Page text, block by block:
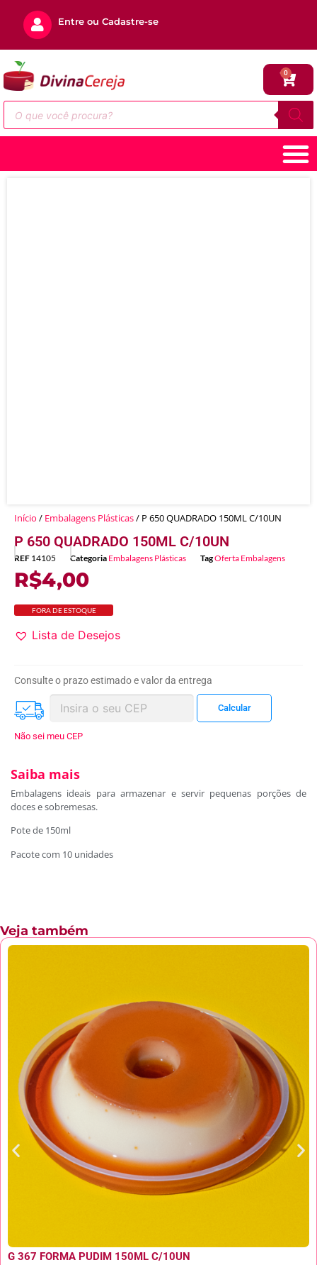
Entre ou Cadastre-se
0
Início / Embalagens Plásticas/ P 650 QUADRADO 150ML C/10UN
P 650 QUADRADO 150ML C/10UN
REF 14105 Categoria Embalagens Plásticas TagOferta Embalagens
R$4,00
FORA DE ESTOQUE
Lista de Desejos
Consulte o prazo estimado e valor da entrega
Não sei meu CEP
Saiba mais
Embalagens ideais para armazenar e servir pequenas porções de
doces e sobremesas.
Pote de 150ml
Pacote com 10 unidades
Veja também
G 367 FORMA PUDIM 150ML C/10UN